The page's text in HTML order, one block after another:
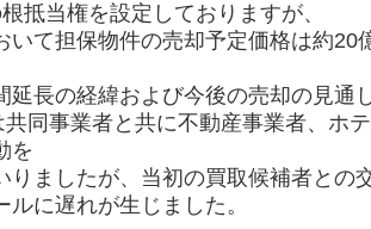
抵当権を設定しておりますが、
いて担保物件の売却予定価格は約20
長の経緯および今後の売却の見通
同事業者と共に不動産事業者、ホ
を
りましたが、当初の買取候補者との
ルに遅れが生じました。